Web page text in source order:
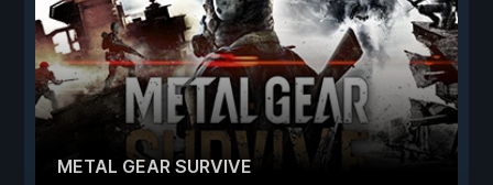
METAL GEAR SURVIVE